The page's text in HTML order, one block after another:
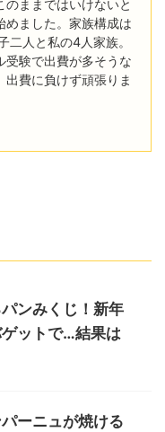
のままではいけないと
めました。家族構成は
二人と私の4人家族。
受験で出費が多そうな
費に負けず頑張りま
ンみくじ！新年
ットで…結果は
パーニュが焼ける